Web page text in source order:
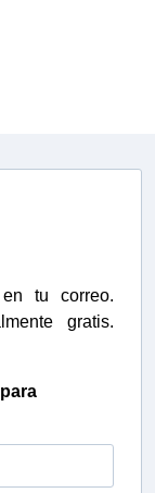
tu correo.
gratis.